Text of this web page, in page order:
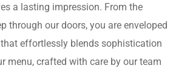
a lasting impression. From the
through our doors, you are enveloped
effortlessly blends sophistication
menu, crafted with care by our team